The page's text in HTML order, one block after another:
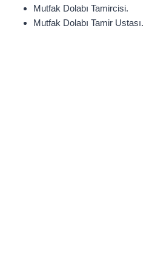
Mutfak Dolabı Tamircisi.
Mutfak Dolabı Tamir Ustası.